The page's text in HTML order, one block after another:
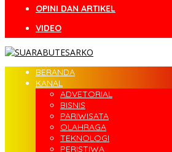
OPINI DAN ARTIKEL
VIDEO
BERANDA
KANAL
ADVETORIAL
BISNIS
PARIWISATA
OLAHRAGA
TEKNOLOGI
PERISTIWA